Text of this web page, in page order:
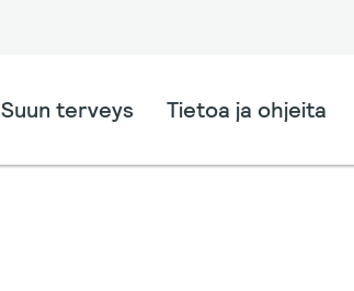
Suun terveys Tietoa ja ohjeita